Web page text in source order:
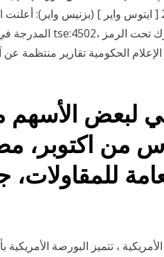
اليابان -الأحد 20 سبتمبر 2020 [ ايتوس واير ]
لبعض
من اكتوبر،
، تتميز البورصة الأمريكية